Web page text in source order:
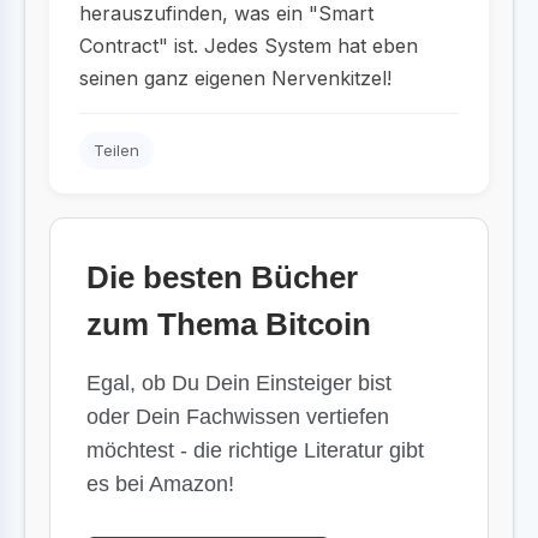
herauszufinden, was ein "Smart
Contract" ist. Jedes System hat eben
seinen ganz eigenen Nervenkitzel!
Teilen
Die besten Bücher
zum Thema Bitcoin
Egal, ob Du Dein Einsteiger bist
oder Dein Fachwissen vertiefen
möchtest - die richtige Literatur gibt
es bei Amazon!